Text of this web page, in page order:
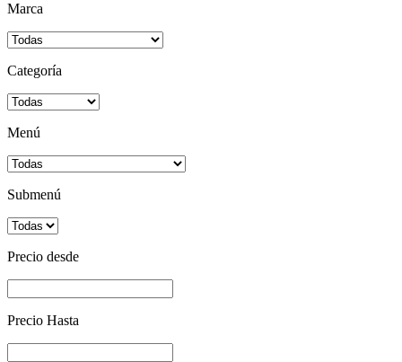
Marca
Categoría
Menú
Submenú
Precio desde
Precio Hasta